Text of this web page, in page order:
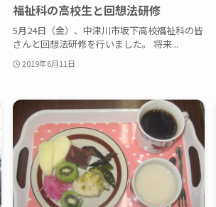
福祉科の高校生と回想法研修
5月24日（金）、中津川市坂下高校福祉科の皆
さんと回想法研修を行いました。 将来...
2019年6月11日